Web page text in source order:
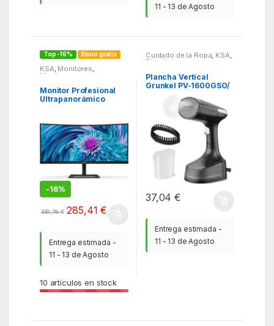
11 - 13 de Agosto
Top -16% Envío gratis
KSA, Monitores,
Monitores
Monitor Profesional
Ultrapanorámico
UWQHD/ Multimedia/
Regulable en altura/
Negro
-16%
339,78€ 285,41€
Entrega estimada -
11 - 13 de Agosto
10 artículos en stock
Cuidado de la Ropa, KSA,
Planchas
Plancha Vertical
Grunkel PV-1600GSO/
37,04€
Entrega estimada -
11 - 13 de Agosto